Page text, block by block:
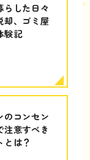
らした日々
却、ゴミ屋
験記
のコンセン
注意すべき
とは？